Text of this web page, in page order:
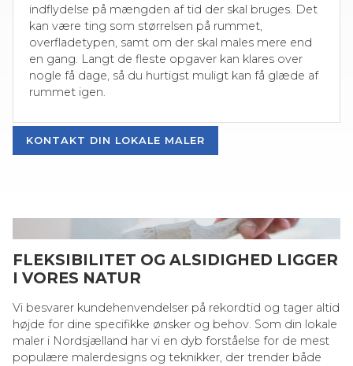
indflydelse på mængden af tid der skal bruges. Det
kan være ting som størrelsen på rummet,
overfladetypen, samt om der skal males mere end
en gang. Langt de fleste opgaver kan klares over
nogle få dage, så du hurtigst muligt kan få glæde af
rummet igen.
KONTAKT DIN LOKALE MALER
FLEKSIBILITET OG ALSIDIGHED LIGGER
I VORES NATUR
Vi besvarer kundehenvendelser på rekordtid og tager altid
højde for dine specifikke ønsker og behov. Som din lokale
maler i Nordsjælland har vi en dyb forståelse for de mest
populære malerdesigns og teknikker, der trender både